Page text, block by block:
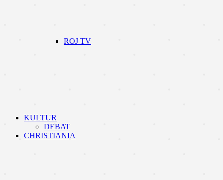
ROJ TV
KULTUR
DEBAT
CHRISTIANIA